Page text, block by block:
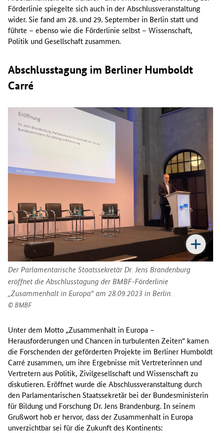
Förderlinie spiegelte sich auch in der Abschlussveranstaltung
wider. Sie fand am 28. und 29. September in Berlin statt und
führte – ebenso wie die Förderlinie selbst – Wissenschaft,
Politik und Gesellschaft zusammen.
Abschlusstagung im Berliner Humboldt
Carré
Der Parlamentarische Staatssekretär Dr. Jens Brandenburg
eröffnet die Abschlusstagung der BMBF-Förderlinie
„Zusammenhalt in Europa“ am 28.09.2023 in Berlin.
BMBF
Unter dem Motto „Zusammenhalt in Europa –
Herausforderungen und Chancen in turbulenten Zeiten“ kamen
die Forschenden der geförderten Projekte im Berliner Humboldt
Carré zusammen, um ihre Ergebnisse mit Vertreterinnen und
Vertretern aus Politik, Zivilgesellschaft und Wissenschaft zu
diskutieren. Eröffnet wurde die Abschlussveranstaltung durch
den Parlamentarischen Staatssekretär bei der Bundesministerin
für Bildung und Forschung Dr. Jens Brandenburg. In seinem
Grußwort hob er hervor, dass der Zusammenhalt in Europa
unverzichtbar sei für die Zukunft des Kontinents: